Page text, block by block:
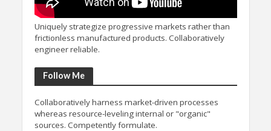
Uniquely strategize progressive markets rather than
frictionless manufactured products. Collaboratively
engineer reliable.
Follow Me
Collaboratively harness market-driven processes
whereas resource-leveling internal or "organic"
sources. Competently formulate.